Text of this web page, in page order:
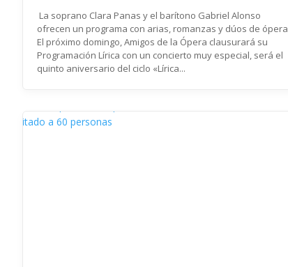
La soprano Clara Panas y el barítono Gabriel Alonso
ofrecen un programa con arias, romanzas y dúos de ópera
El próximo domingo, Amigos de la Ópera clausurará su
Programación Lírica con un concierto muy especial, será el
quinto aniversario del ciclo «Lírica...